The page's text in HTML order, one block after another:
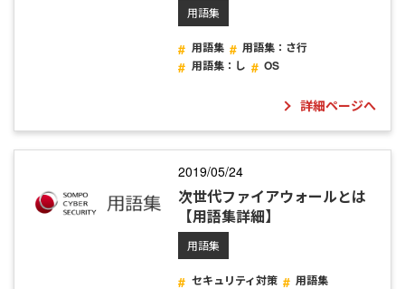
用語集
用語集
用語集：さ行
用語集：し
OS
詳細ページへ
2019/05/24
次世代ファイアウォールとは
【用語集詳細】
用語集
セキュリティ対策
用語集